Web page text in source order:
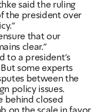
said the ruling
the president over
that our
clear."
to a president's
some experts
between the
policy issues.
behind closed